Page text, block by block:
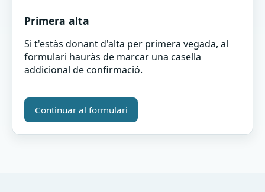
Primera alta
Si t'estàs donant d'alta per primera vegada, al
formulari hauràs de marcar una casella
addicional de confirmació.
Continuar al formulari